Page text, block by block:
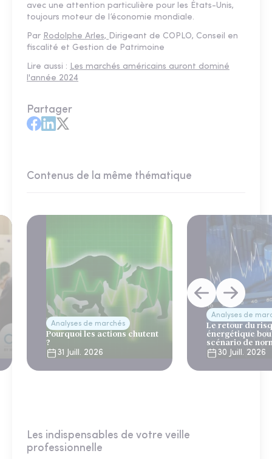
avec une attention particulière pour les États-Unis,
toujours moteur de l’économie mondiale.
Par Rodolphe Arles, Dirigeant de COPLO, Conseil en
fiscalité et Gestion de Patrimoine
Lire aussi : Les marchés américains auront dominé
l'année 2024
Partager
Contenus de la même thématique
Analyses de marchés
Pourquoi les actions chutent
?
31 Juill. 2026
Analyses de
Le retour du
énergétique
scénario de
30 Juill. 2026
Les indispensables de votre veille
professionnelle